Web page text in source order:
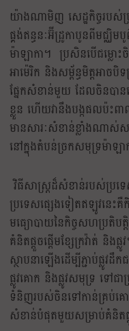
យ៉ាងណាមិញ សេដ្ឋកិច្ចរបស់ប្
ផ្គង់ឥន្ធនៈអ៊ីដ្រូកាបូនពីមជ្ឈិ
ម៉ាឡាកា។ ប្រសិនបើជម្លោះ
អាម៉េរិក និងសម្ព័ន្ធមិត្តអា
ផ្នែកសំខាន់មួយ ដែលចិនបាន
ខ្លួន ហើយវានឹងបង្កផលប៉ះពា
មានសារៈសំខាន់ខ្លាំងណាស់ស
នៅក្នុងតំបន់ច្រកសមុទ្រម៉ាឡា
វិធីសាស្រ្តដ៏សំខាន់របស់ប្រទេ
ប្រទេសផ្សេងទៀតឥឡូវនេះគឺ
មធ្យោបាយនៃកិច្ចសហប្រតិបត្តិ
គំនិតផ្តួចផ្តើមខ្សែក្រវ៉ាត់ និងផ្
ស្ថាបនាឡើងដើម្បីភ្ជាប់ផ្លូ
ផ្លូវគោក និងផ្លូវសមុទ្រ ទៅជា
ទំនិញរបស់ចិនទៅកាន់គ្រប់គ
សំខាន់បំផុតមួយសម្រាប់គំនិតផ្តួ